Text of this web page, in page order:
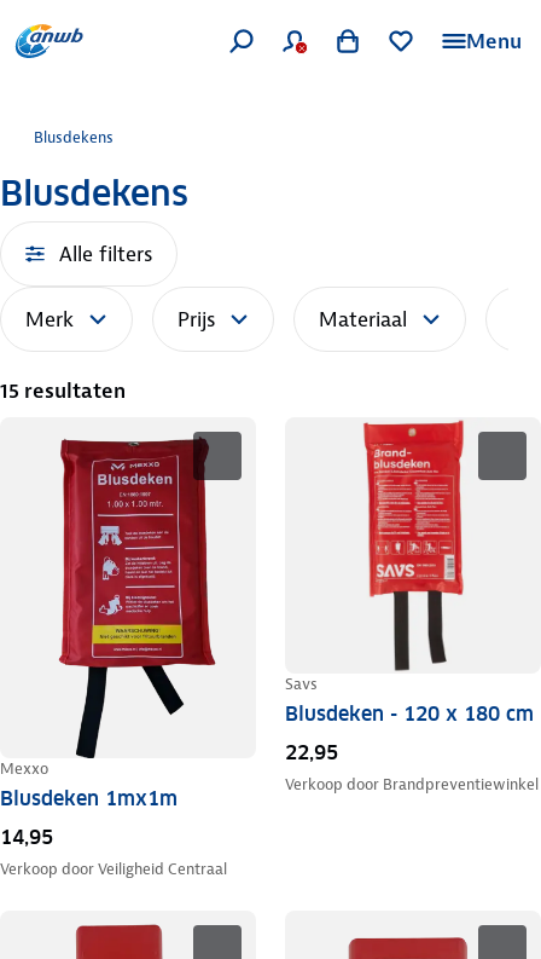
Menu
Blusdekens
Blusdekens
Alle filters
Merk Prijs Materiaal
15 resultaten
Mexxo
Blusdeken 1mx1m
14,95
Verkoop doorVeiligheid Centraal
Savs
Blusdeken - 120 x 180 cm
22,95
Verkoop door Brandpreventiewinkel